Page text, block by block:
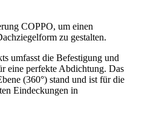
COPPO, um einen
zu gestalten.
umfasst die Befestigung und
eine perfekte Abdichtung. Das
(360°) stand und ist für die
Eindeckungen in